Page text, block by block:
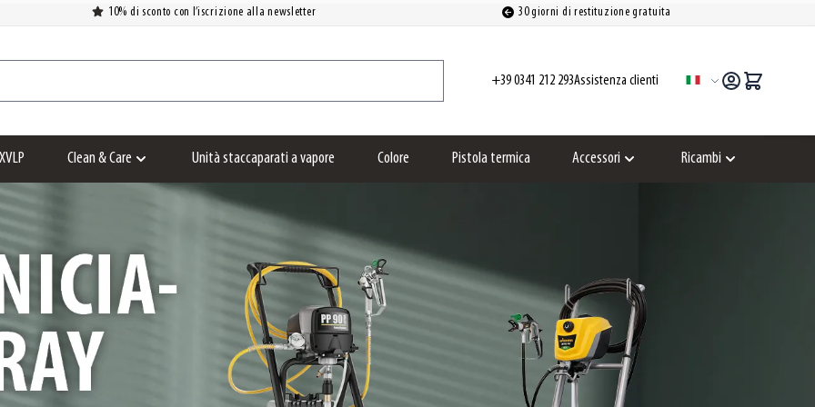
10% di sconto con l’iscrizione alla newsletter 30 giorni di restituzione gratuita
+39 0341 212 293 Assistenza clienti Lingua
XVLP Clean & Care Unità staccaparati a vapore Colore Pistola termica Accessori Ricambi